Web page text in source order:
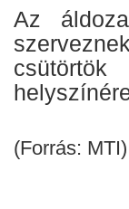
Az
(Forrás: MTI)